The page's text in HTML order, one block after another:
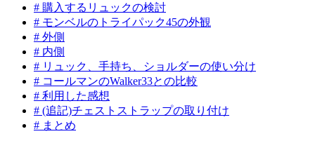
# 購入するリュックの検討
# モンベルのトライパック45の外観
# 外側
# 内側
# リュック、手持ち、ショルダーの使い分け
# コールマンのWalker33との比較
# 利用した感想
# (追記)チェストストラップの取り付け
# まとめ